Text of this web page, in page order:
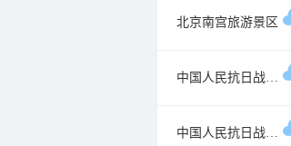
北京南宫旅游景区
中国人民抗日战争纪念雕塑园
中国人民抗日战争纪念馆